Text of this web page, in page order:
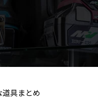
道具まとめ